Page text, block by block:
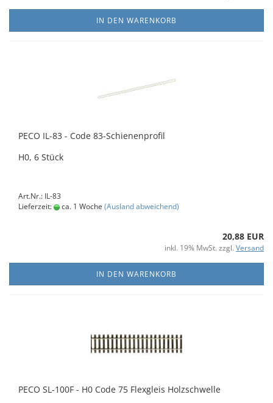
IN DEN WARENKORB
PECO IL-83 - Code 83-Schienenprofil
H0, 6 Stück
Art.Nr.: IL-83
Lieferzeit:
ca. 1 Woche (Ausland abweichend)
20,88 EUR
inkl. 19% MwSt. zzgl. Versand
IN DEN WARENKORB
PECO SL-100F - H0 Code 75 Flexgleis Holzschwelle